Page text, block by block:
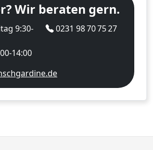
Wir beraten gern.
9:30-
14:00
0231 98 70 75 27